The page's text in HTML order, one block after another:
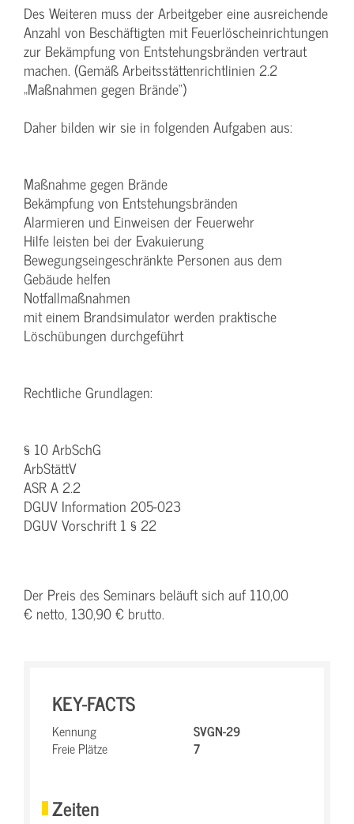
Des Weiteren muss der Arbeitgeber eine ausreichende
Anzahl von Beschäftigten mit Feuerlöscheinrichtungen
zur Bekämpfung von Entstehungsbränden vertraut
machen. (Gemäß Arbeitsstättenrichtlinien 2.2
„Maßnahmen gegen Brände“)
Daher bilden wir sie in folgenden Aufgaben aus:
Maßnahme gegen Brände
Bekämpfung von Entstehungsbränden
Alarmieren und Einweisen der Feuerwehr
Hilfe leisten bei der Evakuierung
Bewegungseingeschränkte Personen aus dem
Gebäude helfen
Notfallmaßnahmen
mit einem Brandsimulator werden praktische
Löschübungen durchgeführt
Rechtliche Grundlagen:
§ 10 ArbSchG
ArbStättV
ASR A 2.2
DGUV Information 205-023
DGUV Vorschrift 1 § 22
Der Preis des Seminars beläuft sich auf 110,00
€ netto, 130,90 € brutto.
KEY-FACTS
Kennung
SVGN-29
Freie Plätze
7
Zeiten